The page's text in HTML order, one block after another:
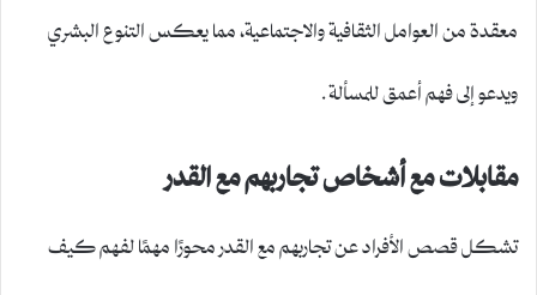
معقدة من العوامل الثقافية والاجتماعية، مما يعكس التنوع البشري
ويدعو إلى فهم أعمق للمسألة.
مقابلات مع أشخاص تجاربهم مع القدر
تشكل قصص الأفراد عن تجاربهم مع القدر محورًا مهمًا لفهم كيف